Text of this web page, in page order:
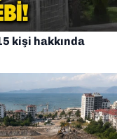
kişi hakkında